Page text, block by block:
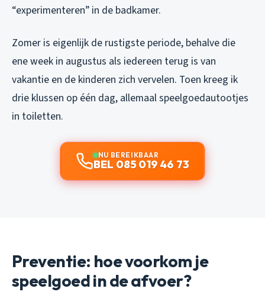
“experimenteren” in de badkamer.
Zomer is eigenlijk de rustigste periode, behalve die
ene week in augustus als iedereen terug is van
vakantie en de kinderen zich vervelen. Toen kreeg ik
drie klussen op één dag, allemaal speelgoedautootjes
in toiletten.
NU BEREIKBAAR
BEL 085 019 46 73
Preventie: hoe voorkom je
speelgoed in de afvoer?